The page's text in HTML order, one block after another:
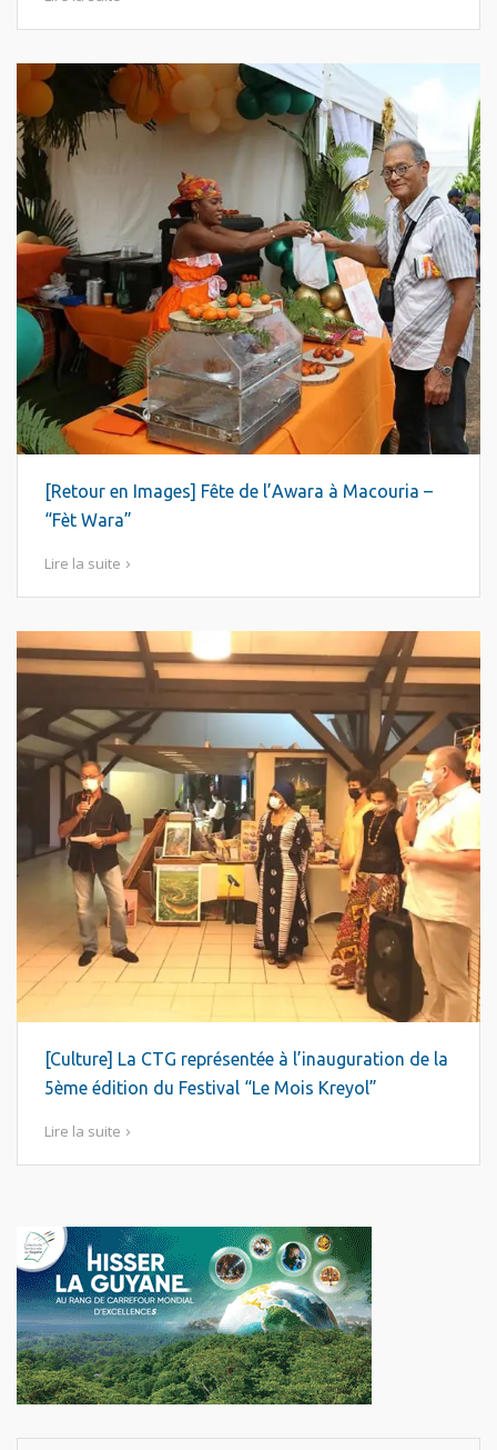
[Retour en Images] Fête de l’Awara à Macouria –
“Fèt Wara”
Lire la suite
[Culture] La CTG représentée à l’inauguration de la
5ème édition du Festival “Le Mois Kreyol”
Lire la suite